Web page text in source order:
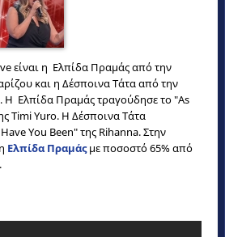
είναι η Ελπίδα Πραμάς από την
και η Δέσποινα Τάτα από την
Ελπίδα Πραμάς τραγούδησε το "As
Timi Yuro. Η Δέσποινα Τάτα
You Been" της Rihanna. Στην
Ελπίδα Πραμάςμε ποσοστό 65% από